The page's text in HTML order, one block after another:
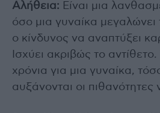
Αλήθεια: Είναι μια
όσο μια γυναίκα μεγαλώνει
ο κίνδυνος να αναπτύξει
Ισχύει ακριβώς το
χρόνια για μια γυναίκα,
αυξάνονται οι πιθανότητες